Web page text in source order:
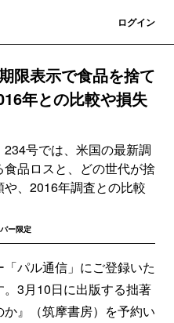
ログイン
限表示で食品を捨て
年との比較や損失
号では、米国の最新調
品ロスと、どの世代が捨
、2016年調査との比較
ー限定
パル通信」にご登録いた
3月10日に出版する拙著
か』（筑摩書房）を予約い